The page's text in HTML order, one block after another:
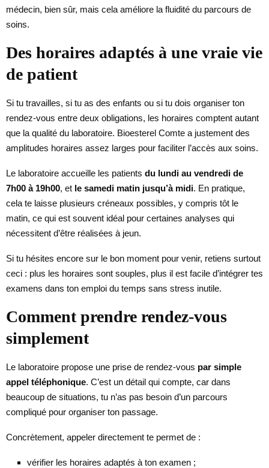
médecin, bien sûr, mais cela améliore la fluidité du parcours de
soins.
Des horaires adaptés à une vraie vie
de patient
Si tu travailles, si tu as des enfants ou si tu dois organiser ton
rendez-vous entre deux obligations, les horaires comptent autant
que la qualité du laboratoire. Bioesterel Comte a justement des
amplitudes horaires assez larges pour faciliter l’accès aux soins.
Le laboratoire accueille les patients du lundi au vendredi de
7h00 à 19h00, et le samedi matin jusqu’à midi. En pratique,
cela te laisse plusieurs créneaux possibles, y compris tôt le
matin, ce qui est souvent idéal pour certaines analyses qui
nécessitent d’être réalisées à jeun.
Si tu hésites encore sur le bon moment pour venir, retiens surtout
ceci : plus les horaires sont souples, plus il est facile d’intégrer tes
examens dans ton emploi du temps sans stress inutile.
Comment prendre rendez-vous
simplement
Le laboratoire propose une prise de rendez-vous par simple
appel téléphonique. C’est un détail qui compte, car dans
beaucoup de situations, tu n’as pas besoin d’un parcours
compliqué pour organiser ton passage.
Concrètement, appeler directement te permet de :
vérifier les horaires adaptés à ton examen ;